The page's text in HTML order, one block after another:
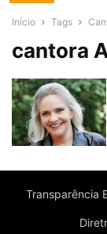
Início Tags
cantora
Transparência